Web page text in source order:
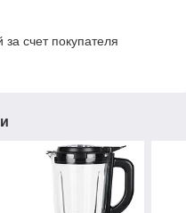
счет покупателя